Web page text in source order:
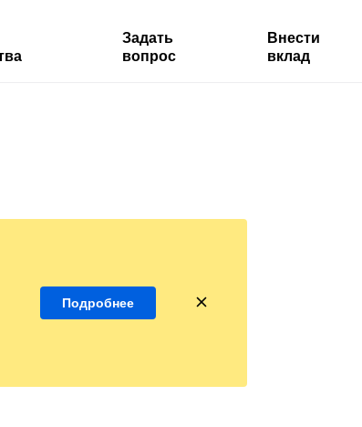
Задать
вопрос
Внести
вклад
Подробнее